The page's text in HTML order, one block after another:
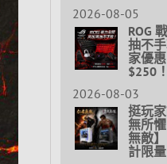
2026-08-05
ROG
抽不
家優
$250！
2026-08-03
挺玩
無所
無敵
計限